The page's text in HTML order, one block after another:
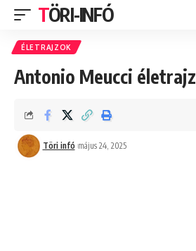
TÖRI-INFÓ
ÉLETRAJZOK
Antonio Meucci életrajz
Töri infó május 24, 2025